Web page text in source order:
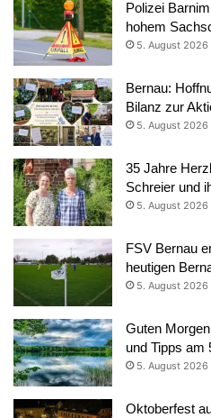
Polizei
hohem
5. August 2026
Bernau:
Bilanz zur
5. August 2026
35 Jahre
Schreier und
5. August 2026
FSV Bernau
heutigen
5. August 2026
Guten
und Tipps am
5. August 2026
Oktoberfest